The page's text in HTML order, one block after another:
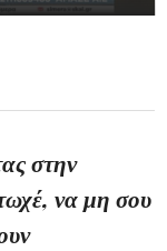
στην
να μη σου